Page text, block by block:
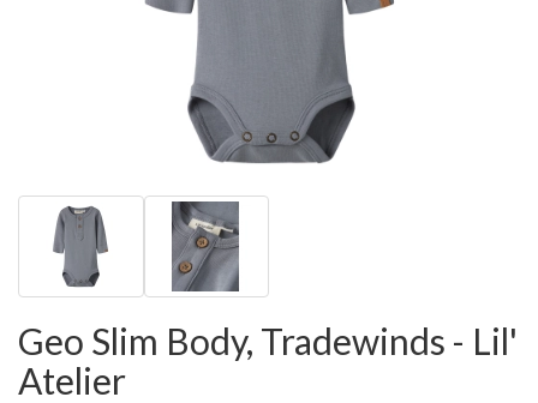
Geo Slim Body, Tradewinds - Lil'
Atelier